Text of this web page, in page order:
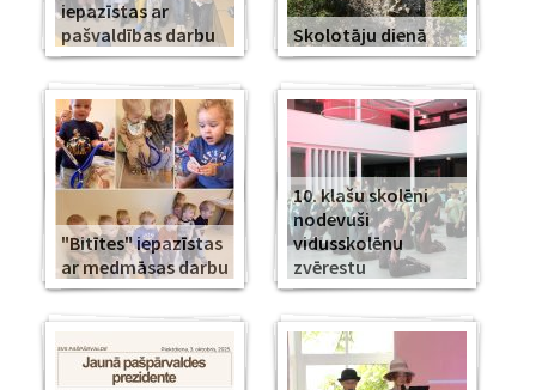
iepazīstas ar
pašvaldības darbu
Skolotāju dienā
"Bitītes" iepazīstas
ar medmāsas darbu
10. klašu skolēni
nodevuši
vidusskolēnu
zvērestu